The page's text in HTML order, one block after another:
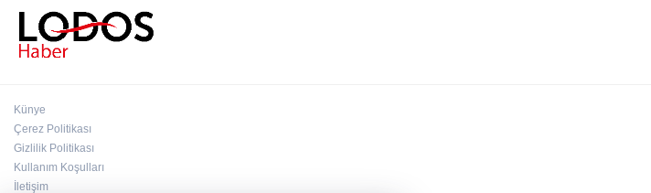
Künye
Çerez Politikası
Gizlilik Politikası
Kullanım Koşulları
İletişim